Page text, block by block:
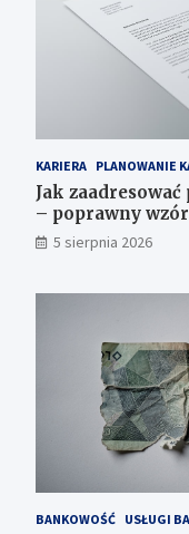
KARIERA PLANOWANIE
Jak
– poprawny wzór
5 sierpnia 2026
BANKOWOŚĆ USŁUGI